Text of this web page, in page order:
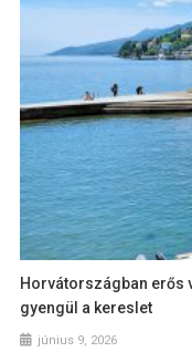
Horvátországban erős
gyengül a kereslet
június 9, 2026